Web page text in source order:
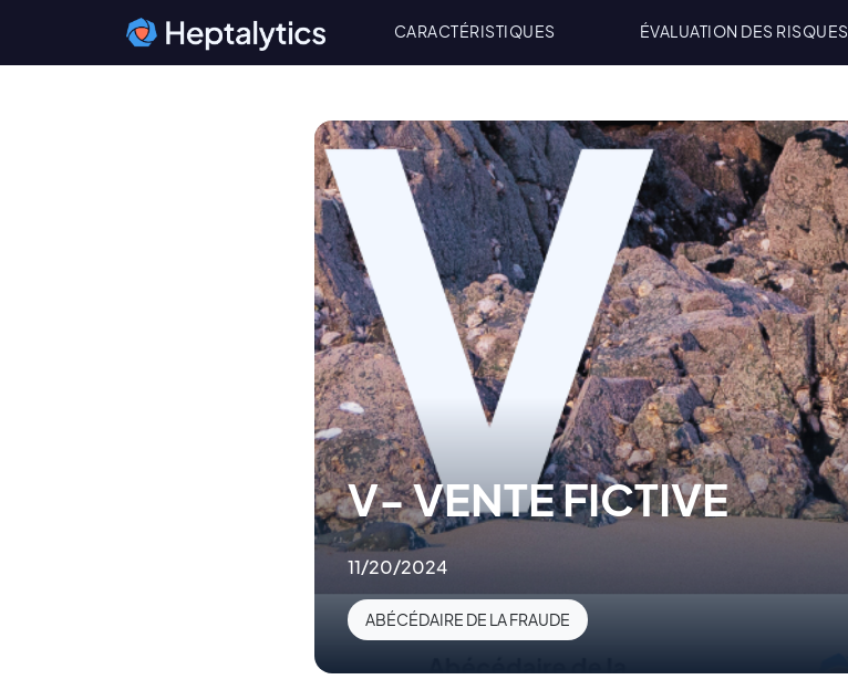
CARACTÉRISTIQUES ÉVALUATION DES RISQUES
V- VENTE FICTIVE
11/20/2024
ABÉCÉDAIRE DE LA FRAUDE